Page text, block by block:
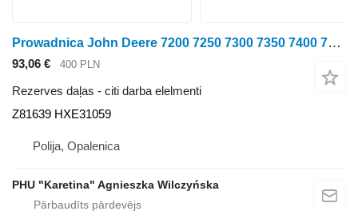
Prowadnica John Deere 7200 7250 7300 7350 7400 7500 7550 7700 7800 Vadotne Z81639 H Z81639 HXE31059 paredzēts John Deere 7200 7250 7300 7350 7400 7500 7550 7700 7800 lopbarības kombaina
93,06 € 400 PLN
Rezerves daļas - citi darba elelmenti
Z81639 HXE31059
Polija, Opalenica
PHU "Karetina" Agnieszka Wilczyńska